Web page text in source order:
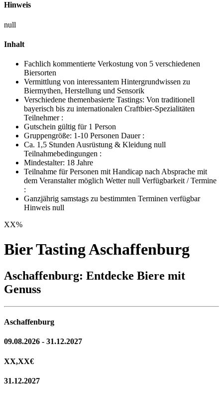
Hinweis
null
Inhalt
Fachlich kommentierte Verkostung von 5 verschiedenen
Biersorten
Vermittlung von interessantem Hintergrundwissen zu
Biermythen, Herstellung und Sensorik
Verschiedene themenbasierte Tastings: Von traditionell
bayerisch bis zu internationalen Craftbier-Spezialitäten
Teilnehmer :
Gutschein gültig für 1 Person
Gruppengröße: 1-10 Personen Dauer :
Ca. 1,5 Stunden Ausrüstung & Kleidung null
Teilnahmebedingungen :
Mindestalter: 18 Jahre
Teilnahme für Personen mit Handicap nach Absprache mit
dem Veranstalter möglich Wetter null Verfügbarkeit / Termine
:
Ganzjährig samstags zu bestimmten Terminen verfügbar
Hinweis null
XX%
Bier Tasting Aschaffenburg
Aschaffenburg: Entdecke Biere mit
Genuss
Aschaffenburg
09.08.2026 - 31.12.2027
XX,XX€
31.12.2027